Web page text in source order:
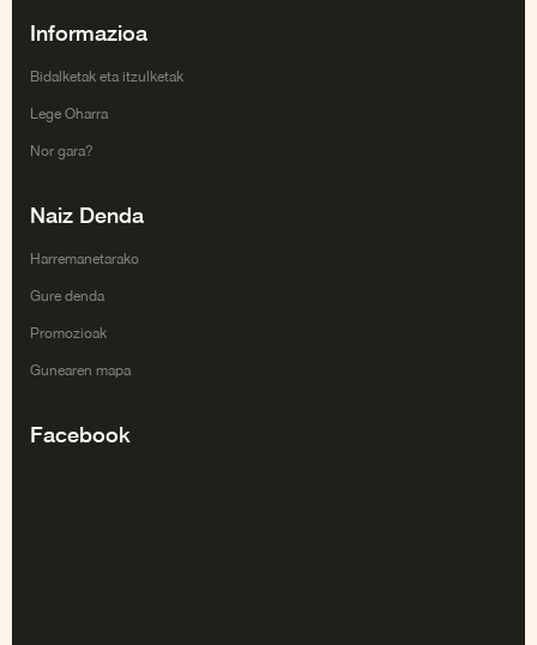
Informazioa
Bidalketak eta itzulketak
Lege Oharra
Nor gara?
Naiz Denda
Harremanetarako
Gure denda
Promozioak
Gunearen mapa
Facebook